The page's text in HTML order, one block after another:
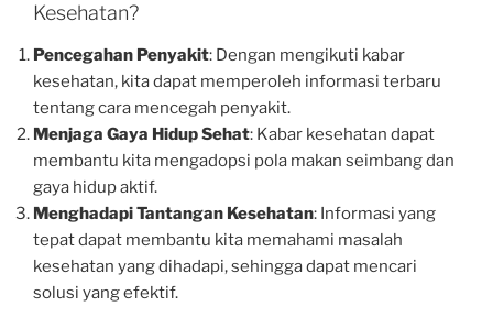
Kesehatan?
Pencegahan Penyakit: Dengan mengikuti kabar
kesehatan, kita dapat memperoleh informasi terbaru
tentang cara mencegah penyakit.
Menjaga Gaya Hidup Sehat: Kabar kesehatan dapat
membantu kita mengadopsi pola makan seimbang dan
gaya hidup aktif.
Menghadapi Tantangan Kesehatan: Informasi yang
tepat dapat membantu kita memahami masalah
kesehatan yang dihadapi, sehingga dapat mencari
solusi yang efektif.